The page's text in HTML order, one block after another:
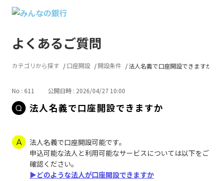
よくあるご質問
カテゴリから探す 口座開設 開設条件 法人名義で口座開設できますか
No : 611 公開日時 : 2026/04/27 10:00
法人名義で口座開設できますか
法人名義で口座開設可能です。
申込可能な法人と利用可能なサービスについては以下をご
確認ください。
▶どのような法人が口座開設できますか